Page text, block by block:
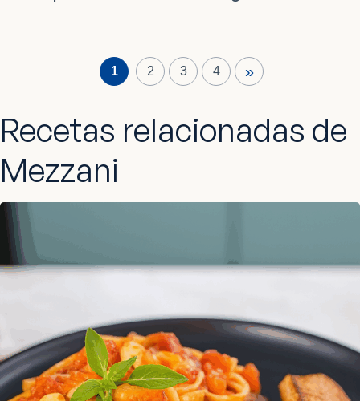
1 2 3 4 »
Recetas relacionadas de
Mezzani